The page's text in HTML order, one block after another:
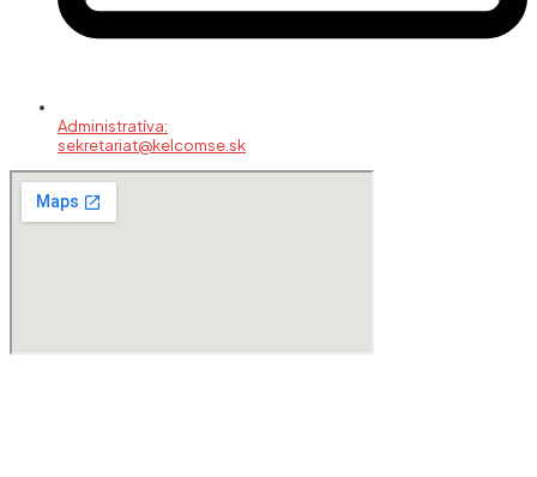
Administratíva:
sekretariat@kelcomse.sk